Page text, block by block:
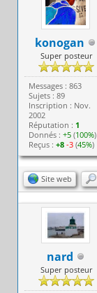
konogan
Super posteur
Messages : 863
Sujets : 89
Inscription : Nov.
2002
Réputation : 1
Donnés :+5 (100%)
Reçus :+8 -3 (45%)
Site web
nard
Super posteur